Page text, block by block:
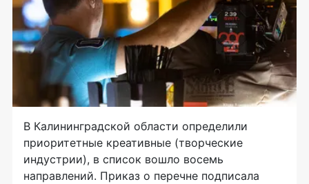
В Калининградской области определили
приоритетные креативные (творческие
индустрии), в список вошло восемь
направлений. Приказ о перечне подписала